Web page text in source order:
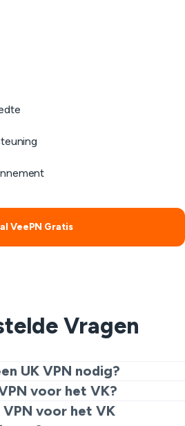
VeePN Gratis
Vragen
UK VPN nodig?
tot lokale inhoud binnen je land,
Hub, All 4 en meer, heb je een
VPN nodig. Een VPN-app zorgt
voor het VK?
VK is een dienst die sterke
voor het VK